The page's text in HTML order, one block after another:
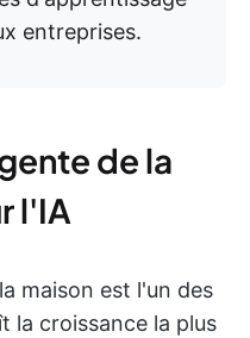
entreprises.
de la
l'IA
maison est l'un des
la croissance la plus